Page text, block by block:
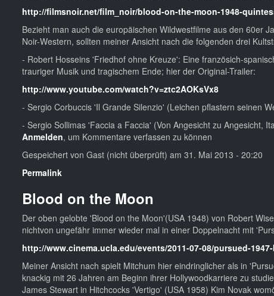
http://filmsnoir.net/film_noir/blood-on-the-moon-1948-
Bezieht man auch die europäischen Wildwestfilme aus den 60er
Noir-Western, sollten meiner Ansicht nach die folgenden drei
- Robert Hosseins 'Friedhof ohne Kreuze': Eine französich-
trauriger Musik und tragischem Ende; hier der Original-Trailer:
http://www.youtube.com/watch?v=ztc2AOKsVx8
- Sergio Corbuccis 'Il Grande Silenzio' (Leichen pflastern seinen
- Sergio Sollimas 'Faccia a Faccia' (Von Angesicht zu Angesicht,
Anmelden, um Kommentare verfassen zu können
Gespeichert von Gast (nicht überprüft) am 31. Mai 2013 - 20:20
Permalink
Blood on the Moon
Der oben gelobte 'Blood on the Moon'(USA 1948) von Robert
nichtvon ungefähr immer wieder mal in einer Doppelnacht mit
http://www.cinema.ucla.edu/events/2011-07-08/pursued-
Meiner Ansicht nach spielt Mitchum hier eindringlicher als in
knackig mit 26 Jahren am Beginn ihrer Hollywoodkarriere zu
James Stewart in Hitchcocks 'Vertigo' (USA 1958) Kim Novak